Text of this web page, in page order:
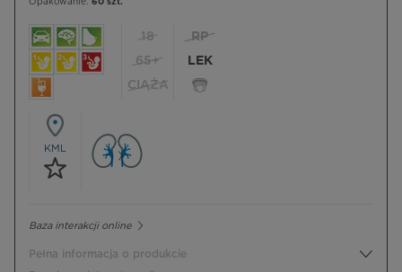
Opakowanie: 60 szt.
18
65+
CIĄŻA
RP
LEK
KML
Baza interakcji online
Pełna informacja o produkcie